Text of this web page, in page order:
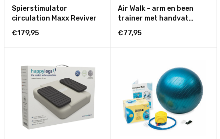
Spierstimulator
circulation Maxx Reviver
€179,95
Air Walk - arm en been
trainer met handvat
Vitility
€77,95